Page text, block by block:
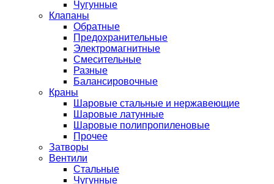
Чугунные
Клапаны
Обратные
Предохранительные
Электромагнитные
Смесительные
Разные
Балансировочные
Краны
Шаровые стальные и нержавеющие
Шаровые латунные
Шаровые полипропиленовые
Прочее
Затворы
Вентили
Стальные
Чугунные